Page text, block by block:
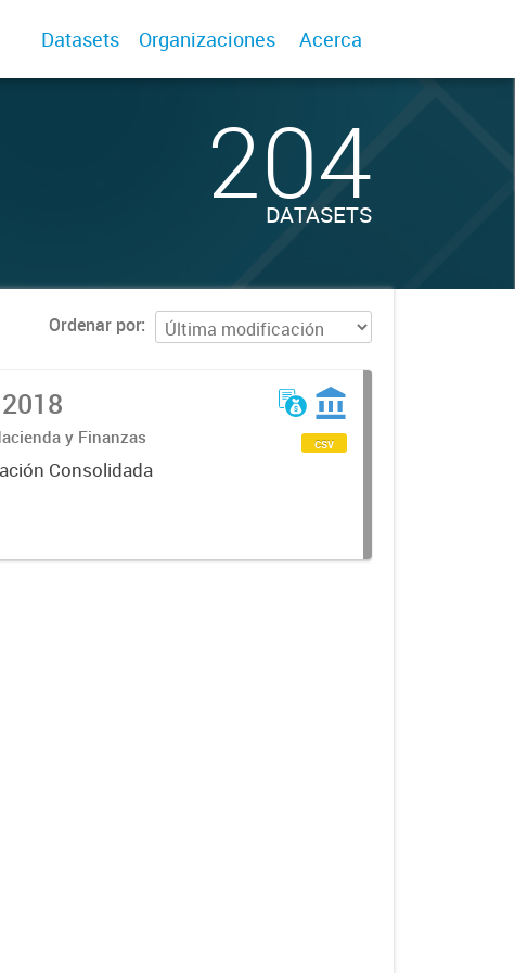
Datasets Organizaciones Acerca
204
DATASETS
Ordenar por
y Finanzas
Consolidada
csv